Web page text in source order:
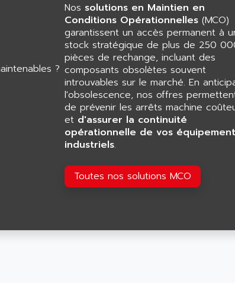
Nos solutions en Maintien en
Conditions Opérationnelles (MCO)
garantissent un accès permanent à
stock stratégique de plus de 250
pièces de rechange, incluant des
composants obsolètes souvent
introuvables sur le marché. En
l'obsolescence, nos offres
de prévenir les arrêts machine
et d'assurer la continuité
opérationnelle de vos
industriels.
Toutes nos solutions MCO